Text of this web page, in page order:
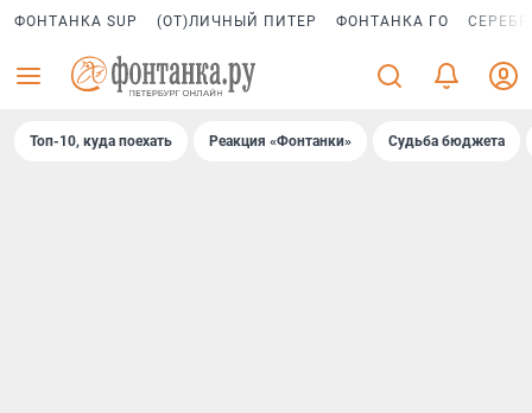
ФОНТАНКА SUP (ОТ)ЛИЧНЫЙ ПИТЕР ФОНТАНКА ГО
Топ-10, куда поехать Реакция «Фонтанки» Судьба бюджета